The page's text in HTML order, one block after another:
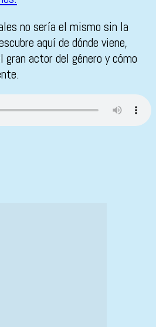
no sería el mismo sin la
aquí de dónde viene,
actor del género y cómo